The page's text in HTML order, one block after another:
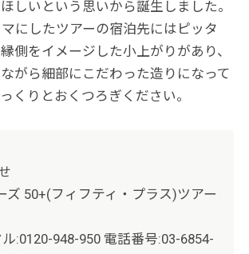
しいという思いから誕生しました。
にしたツアーの宿泊先にはピッタ
側をイメージした小上がりがあり、
がら細部にこだわった造りになって
くりとおくつろぎください。
ズ 50+(フィフティ・プラス)ツアー
:0120-948-950 電話番号:03-6854-